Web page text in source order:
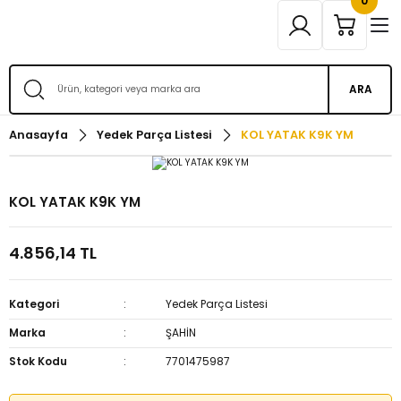
ARA
Anasayfa Yedek Parça Listesi KOL YATAK K9K YM
KOL YATAK K9K YM
4.856,14 TL
Kategori
Yedek Parça Listesi
Marka
ŞAHİN
Stok Kodu
7701475987